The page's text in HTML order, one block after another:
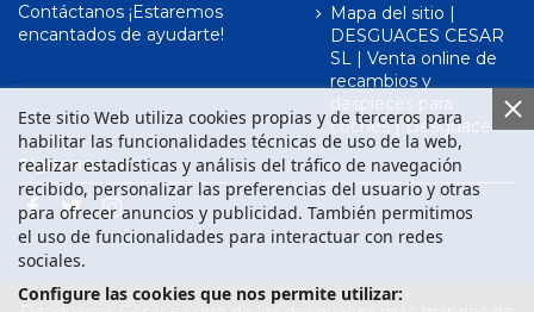
Contáctanos ¡Estaremos
encantados de ayudarte!
Mapa del sitio |
DESGUACES CESAR
SL | Venta online de
recambios y
despieces para
coches | Desguace
Este sitio Web utiliza cookies propias y de terceros para
habilitar las funcionalidades técnicas de uso de la web,
realizar estadísticas y análisis del tráfico de navegación
recibido, personalizar las preferencias del usuario y otras
para ofrecer anuncios y publicidad. También permitimos
el uso de funcionalidades para interactuar con redes
sociales.
Configure las cookies que nos permite utilizar:
Síguenos en